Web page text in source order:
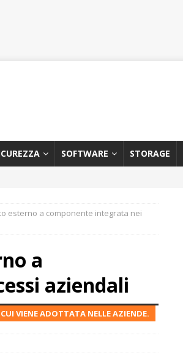
SOFTWARE STORAGE
esterno a componente integrata nei
a
aziendali
VIENE ADOTTATA NELLE AZIENDE.